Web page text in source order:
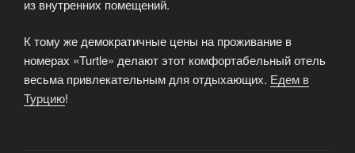
из внутренних помещений.
К тому же демократичные цены на проживание в
номерах «Turtle» делают этот комфортабельный отель
весьма привлекательным для отдыхающих. Едем в
Турцию!